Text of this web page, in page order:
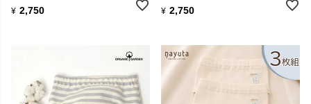
¥ 2,750 ¥ 2,750